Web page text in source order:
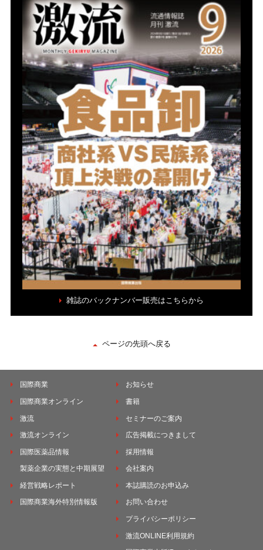
雑誌のバックナンバー販売はこちらから
ページの先頭へ戻る
国際商業
国際商業オンライン
激流
激流オンライン
国際医薬品情報
製薬企業の実態と中期展望
経営戦略レポート
国際商業海外特別情報版
お知らせ
書籍
セミナーのご案内
広告掲載につきまして
採用情報
会社案内
本誌購読のお申込み
お問い合わせ
プライバシーポリシー
激流ONLINE利用規約